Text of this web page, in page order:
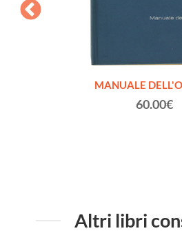
MANUALE
60.00€
Altri libri